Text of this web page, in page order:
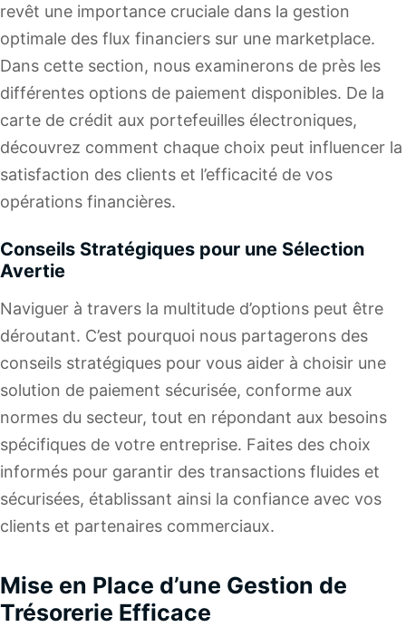
revêt une importance cruciale dans la gestion
optimale des flux financiers sur une marketplace.
Dans cette section, nous examinerons de près les
différentes options de paiement disponibles. De la
carte de crédit aux portefeuilles électroniques,
découvrez comment chaque choix peut influencer la
satisfaction des clients et l’efficacité de vos
opérations financières.
Conseils Stratégiques pour une Sélection
Avertie
Naviguer à travers la multitude d’options peut être
déroutant. C’est pourquoi nous partagerons des
conseils stratégiques pour vous aider à choisir une
solution de paiement sécurisée, conforme aux
normes du secteur, tout en répondant aux besoins
spécifiques de votre entreprise. Faites des choix
informés pour garantir des transactions fluides et
sécurisées, établissant ainsi la confiance avec vos
clients et partenaires commerciaux.
Mise en Place d’une Gestion de
Trésorerie Efficace